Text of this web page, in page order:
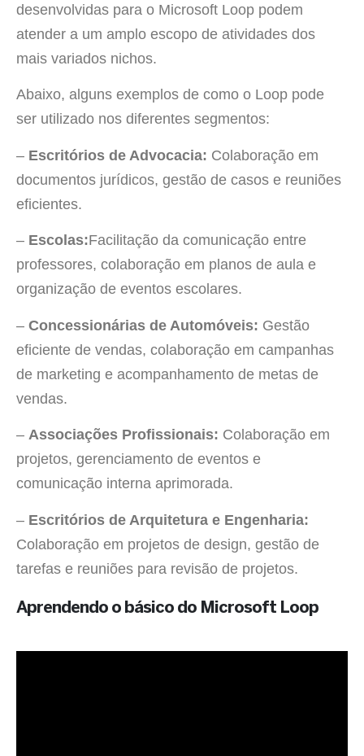
desenvolvidas para o Microsoft Loop podem
atender a um amplo escopo de atividades dos
mais variados nichos.
Abaixo, alguns exemplos de como o Loop pode
ser utilizado nos diferentes segmentos:
– Escritórios de Advocacia: Colaboração em
documentos jurídicos, gestão de casos e reuniões
eficientes.
– Escolas:Facilitação da comunicação entre
professores, colaboração em planos de aula e
organização de eventos escolares.
– Concessionárias de Automóveis: Gestão
eficiente de vendas, colaboração em campanhas
de marketing e acompanhamento de metas de
vendas.
– Associações Profissionais: Colaboração em
projetos, gerenciamento de eventos e
comunicação interna aprimorada.
– Escritórios de Arquitetura e Engenharia:
Colaboração em projetos de design, gestão de
tarefas e reuniões para revisão de projetos.
Aprendendo o básico do Microsoft Loop